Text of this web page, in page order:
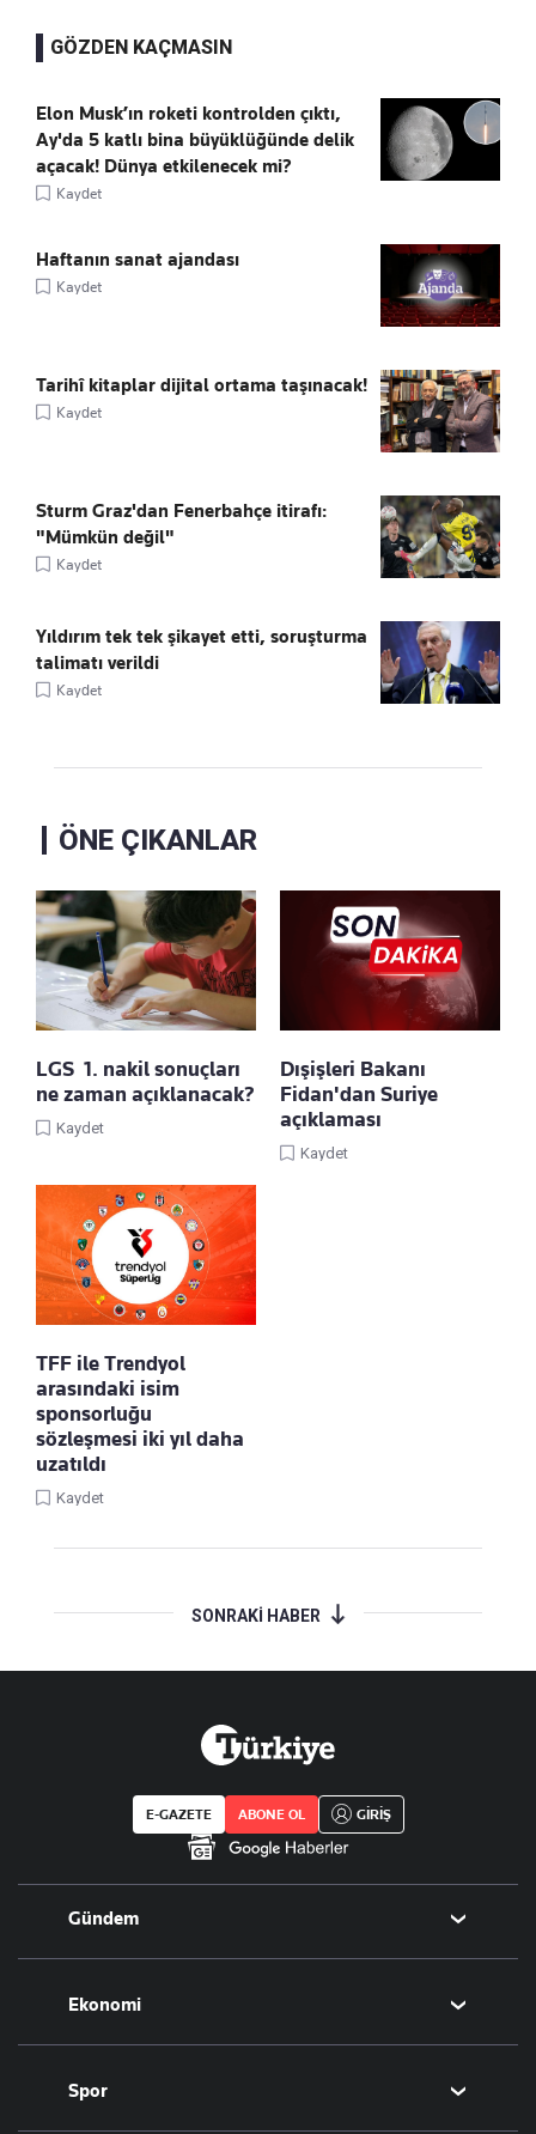
GÖZDEN KAÇMASIN
Elon Musk’ın roketi kontrolden çıktı,
Ay'da 5 katlı bina büyüklüğünde delik
açacak! Dünya etkilenecek mi?
Kaydet
Haftanın sanat ajandası
Kaydet
Tarihî kitaplar dijital ortama taşınacak!
Kaydet
Sturm Graz'dan Fenerbahçe itirafı:
"Mümkün değil"
Kaydet
Yıldırım tek tek şikayet etti, soruşturma
talimatı verildi
Kaydet
ÖNE ÇIKANLAR
LGS 1. nakil sonuçları
ne zaman açıklanacak?
Kaydet
Dışişleri Bakanı
Fidan'dan Suriye
açıklaması
Kaydet
TFF ile Trendyol
arasındaki isim
sponsorluğu
sözleşmesi iki yıl daha
uzatıldı
Kaydet
SONRAKİ HABER
E-GAZETE ABONE OL GİRİŞ
Gündem
Politika
Eğitim
Ekonomi
Borsa
Altın
Spor